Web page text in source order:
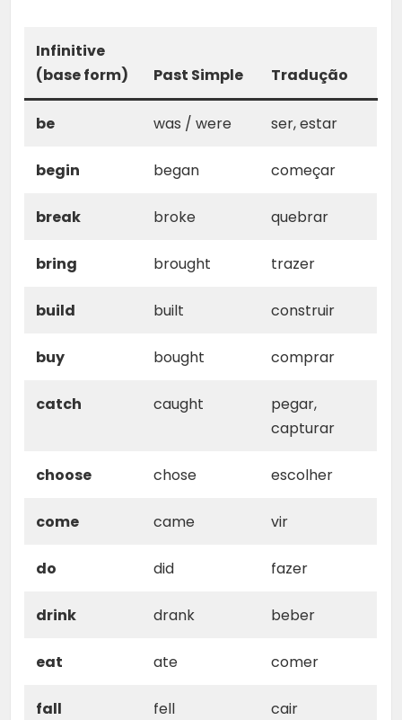
Infinitive
(base form)
Past Simple Tradução
be was / were ser, estar
begin began começar
break broke quebrar
bring brought trazer
build built construir
buy bought comprar
catch caught
pegar,
capturar
choose chose escolher
come came vir
do did fazer
drink drank beber
eat ate comer
fall fell cair